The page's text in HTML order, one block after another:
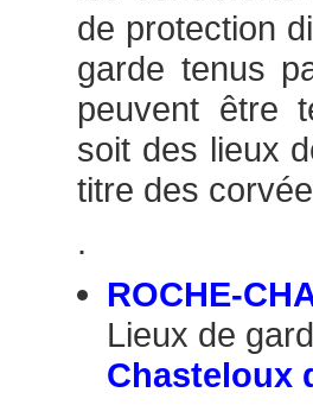
de protection
garde tenus
peuvent être
soit des lieux
titre des
.
ROCHE-
Lieux de
Chasteloux